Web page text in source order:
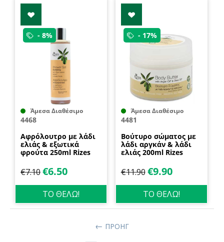
- 8%
Άμεσα Διαθέσιμο
4468
Αφρόλουτρο με λάδι
ελιάς & εξωτικά
φρούτα 250ml Rizes
€7.10€6.50
ΤΟ ΘΕΛΩ!
- 17%
Άμεσα Διαθέσιμο
4481
Βούτυρο σώματος με
λάδι αργκάν & λάδι
ελιάς 200ml Rizes
€11.90 €9.90
ΤΟ ΘΕΛΩ!
ΠΡΟΗΓ